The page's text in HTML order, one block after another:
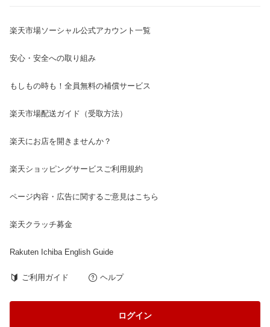
楽天市場ソーシャル公式アカウント一覧
安心・安全への取り組み
もしもの時も！全員無料の補償サービス
楽天市場配送ガイド（受取方法）
楽天にお店を開きませんか？
楽天ショッピングサービスご利用規約
ページ内容・広告に関するご意見はこちら
楽天クラッチ募金
Rakuten Ichiba English Guide
ご利用ガイド ヘルプ
ログイン